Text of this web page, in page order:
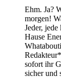
Ehm. Ja?
morgen!
Jeder,
Hause
sofort ihr
sicher und